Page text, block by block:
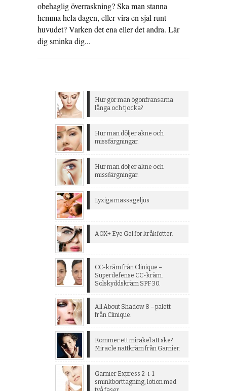
obehaglig överraskning? Ska man stanna
hemma hela dagen, eller vira en sjal runt
huvudet? Varken det ena eller det andra. Lär
dig sminka dig...
Hur gör man ögonfransarna
långa och tjocka?
Hur man döljer akne och
missfärgningar.
Hur man döljer akne och
missfärgningar.
Lyxiga massageljus
AOX+ Eye Gel för kråkfötter.
CC-kräm från Clinique –
Superdefense CC-kräm.
Solskyddskräm SPF 30.
All About Shadow 8 – palett
från Clinique.
Kommer ett mirakel att ske?
Miracle nattkräm från Garnier.
Garnier Express 2-i-1
sminkborttagning, lotion med